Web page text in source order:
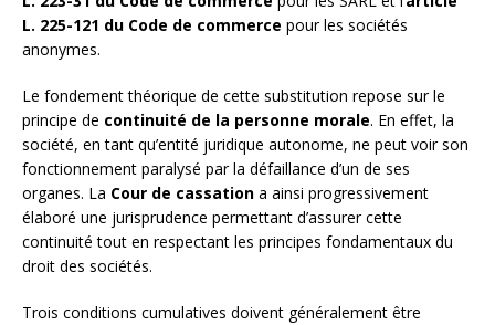
L. 225-121 du Code de commerce pour les sociétés
anonymes.
Le fondement théorique de cette substitution repose sur le
principe de continuité de la personne morale. En effet, la
société, en tant qu’entité juridique autonome, ne peut voir son
fonctionnement paralysé par la défaillance d’un de ses
organes. La Cour de cassation a ainsi progressivement
élaboré une jurisprudence permettant d’assurer cette
continuité tout en respectant les principes fondamentaux du
droit des sociétés.
Trois conditions cumulatives doivent généralement être